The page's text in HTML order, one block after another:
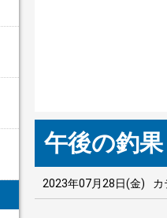
午後の釣果
2023年07月28日(金) カ